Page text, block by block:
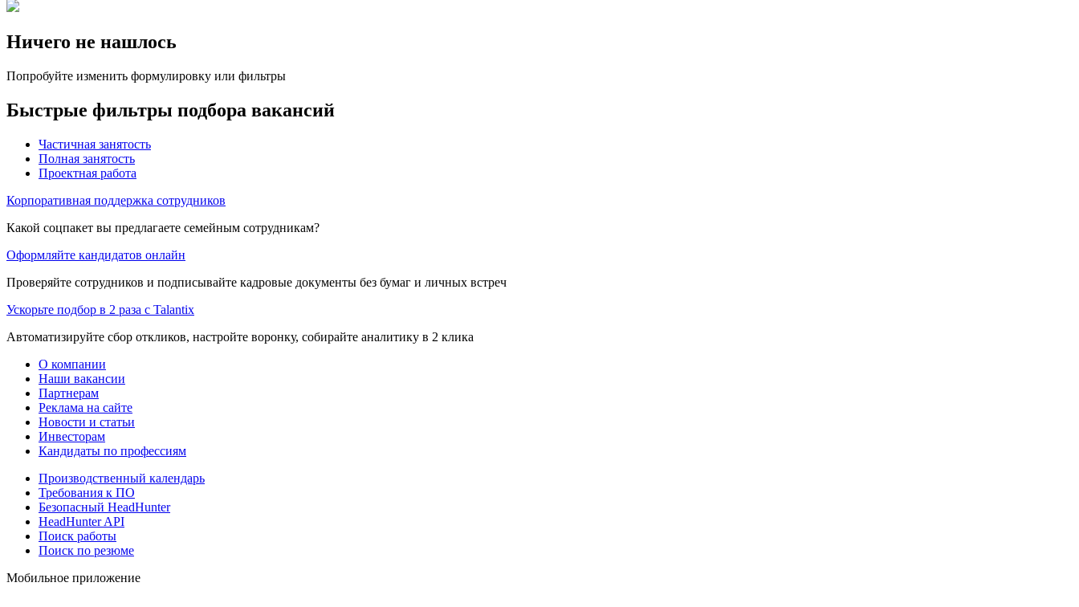
Ничего не нашлось
Попробуйте изменить формулировку или фильтры
Быстрые фильтры подбора вакансий
Частичная занятость
Полная занятость
Проектная работа
Корпоративная поддержка сотрудников
Какой соцпакет вы предлагаете семейным сотрудникам?
Оформляйте кандидатов онлайн
Проверяйте сотрудников и подписывайте кадровые документы без бумаг и личных встреч
Ускорьте подбор в 2 раза с Talantix
Автоматизируйте сбор откликов, настройте воронку, собирайте аналитику в 2 клика
О компании
Наши вакансии
Партнерам
Реклама на сайте
Новости и статьи
Инвесторам
Кандидаты по профессиям
Производственный календарь
Требования к ПО
Безопасный HeadHunter
HeadHunter API
Поиск работы
Поиск по резюме
Мобильное приложение